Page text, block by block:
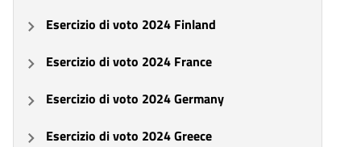
Esercizio di voto 2024 Finland
Esercizio di voto 2024 France
Esercizio di voto 2024 Germany
Esercizio di voto 2024 Greece